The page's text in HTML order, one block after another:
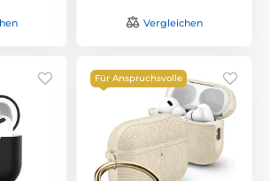
Vergleichen
Für Anspruchsvolle